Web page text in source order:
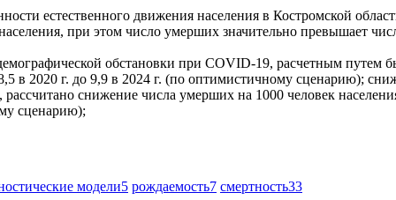
естественного движения населения в Костромской
при этом число умерших значительно превышает
обстановки при COVID‑19, расчетным
в 2020 г. до 9,9 в 2024 г. (по оптимистичному сценарию);
снижение числа умерших на 1000 человек
сценарию);
модели5 рождаемость7 смертность33